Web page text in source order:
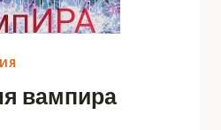
вампира